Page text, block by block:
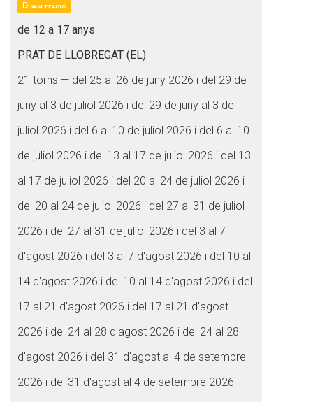
Dinamització
de 12 a 17 anys
PRAT DE LLOBREGAT (EL)
21 torns — del 25 al 26 de juny 2026 i del 29 de
juny al 3 de juliol 2026 i del 29 de juny al 3 de
juliol 2026 i del 6 al 10 de juliol 2026 i del 6 al 10
de juliol 2026 i del 13 al 17 de juliol 2026 i del 13
al 17 de juliol 2026 i del 20 al 24 de juliol 2026 i
del 20 al 24 de juliol 2026 i del 27 al 31 de juliol
2026 i del 27 al 31 de juliol 2026 i del 3 al 7
d'agost 2026 i del 3 al 7 d'agost 2026 i del 10 al
14 d'agost 2026 i del 10 al 14 d'agost 2026 i del
17 al 21 d'agost 2026 i del 17 al 21 d'agost
2026 i del 24 al 28 d'agost 2026 i del 24 al 28
d'agost 2026 i del 31 d'agost al 4 de setembre
2026 i del 31 d'agost al 4 de setembre 2026